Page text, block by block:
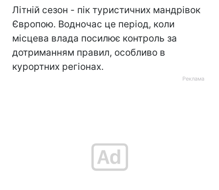
Літній сезон - пік туристичних мандрівок
Європою. Водночас це період, коли
місцева влада посилює контроль за
дотриманням правил, особливо в
курортних регіонах.